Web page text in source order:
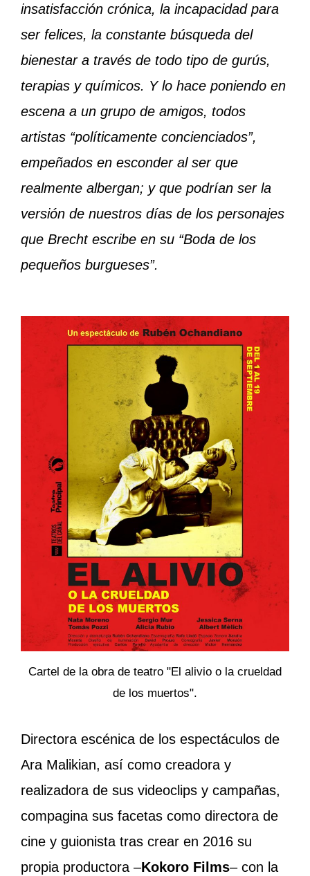
insatisfacción crónica, la incapacidad para
ser felices, la constante búsqueda del
bienestar a través de todo tipo de gurús,
terapias y químicos. Y lo hace poniendo en
escena a un grupo de amigos, todos
artistas “políticamente concienciados”,
empeñados en esconder al ser que
realmente albergan; y que podrían ser la
versión de nuestros días de los personajes
que Brecht escribe en su “Boda de los
pequeños burgueses”.
Cartel de la obra de teatro "El alivio o la crueldad
de los muertos".
Directora escénica de los espectáculos de
Ara Malikian, así como creadora y
realizadora de sus videoclips y campañas,
compagina sus facetas como directora de
cine y guionista tras crear en 2016 su
propia productora –Kokoro Films– con la